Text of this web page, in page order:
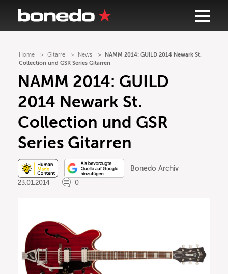
Home Gitarre News
NAMM 2014: GUILD 2014 Newark St.
Collection und GSR Series Gitarren
NAMM 2014: GUILD
2014 Newark St.
Collection und GSR
Series Gitarren
Bonedo Archiv
23.01.2014
0